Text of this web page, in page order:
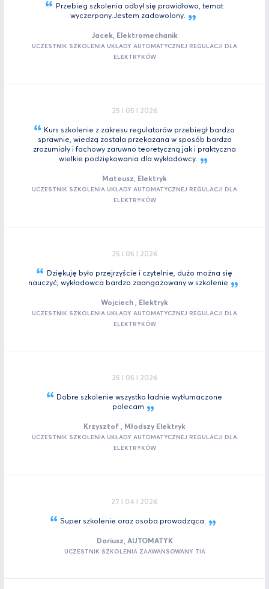
Przebieg szkolenia odbył się prawidłowo, temat
wyczerpany.Jestem zadowolony.
Jacek, Elektromechanik
UCZESTNIK SZKOLENIA UKŁADY AUTOMATYCZNEJ REGULACJI DLA
ELEKTRYKÓW
25 I 05 I 2026
Kurs szkolenie z zakresu regulatorów przebiegł bardzo
sprawnie, wiedzą została przekazana w sposób bardzo
zrozumiały i fachowy zaruwno teoretyczną jak i praktyczna
wielkie podziękowania dla wykładowcy.
Mateusz, Elektryk
UCZESTNIK SZKOLENIA UKŁADY AUTOMATYCZNEJ REGULACJI DLA
ELEKTRYKÓW
25 I 05 I 2026
Dziękuję było przejrzyście i czytelnie, dużo można się
nauczyć, wykładowca bardzo zaangażowany w szkolenie
Wojciech , Elektryk
UCZESTNIK SZKOLENIA UKŁADY AUTOMATYCZNEJ REGULACJI DLA
ELEKTRYKÓW
25 I 05 I 2026
Dobre szkolenie wszystko ładnie wytłumaczone
polecam
Krzysztof , Młodszy Elektryk
UCZESTNIK SZKOLENIA UKŁADY AUTOMATYCZNEJ REGULACJI DLA
ELEKTRYKÓW
27 I 04 I 2026
Super szkolenie oraz osoba prowadząca.
Dariusz, AUTOMATYK
UCZESTNIK SZKOLENIA ZAAWANSOWANY TIA